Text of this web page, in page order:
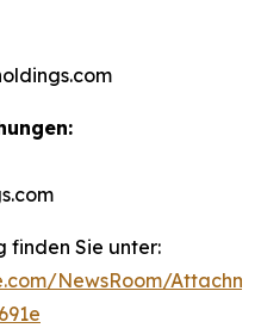
finden Sie unter:
NewsRoom/